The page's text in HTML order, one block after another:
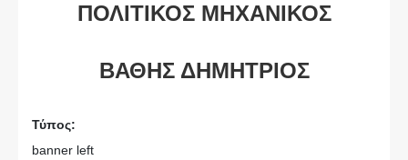
ΠΟΛΙΤΙΚΟΣ ΜΗΧΑΝΙΚΟΣ
ΒΑΘΗΣ ΔΗΜΗΤΡΙΟΣ
Τύπος:
banner left